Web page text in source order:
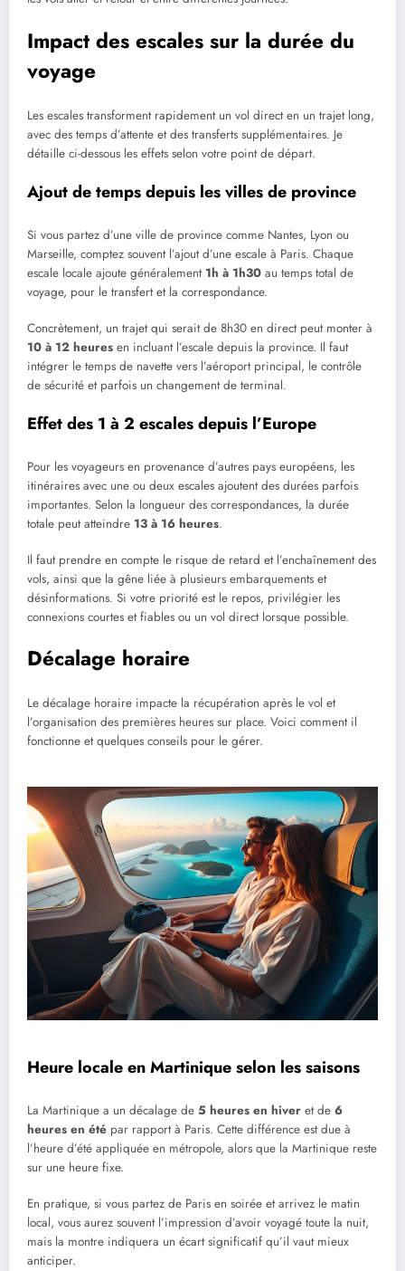
Impact des escales sur la durée du
voyage
Les escales transforment rapidement un vol direct en un trajet long,
avec des temps d’attente et des transferts supplémentaires. Je
détaille ci-dessous les effets selon votre point de départ.
Ajout de temps depuis les villes de province
Si vous partez d’une ville de province comme Nantes, Lyon ou
Marseille, comptez souvent l’ajout d’une escale à Paris. Chaque
escale locale ajoute généralement 1h à 1h30 au temps total de
voyage, pour le transfert et la correspondance.
Concrètement, un trajet qui serait de 8h30 en direct peut monter à
10 à 12 heures en incluant l’escale depuis la province. Il faut
intégrer le temps de navette vers l’aéroport principal, le contrôle
de sécurité et parfois un changement de terminal.
Effet des 1 à 2 escales depuis l’Europe
Pour les voyageurs en provenance d’autres pays européens, les
itinéraires avec une ou deux escales ajoutent des durées parfois
importantes. Selon la longueur des correspondances, la durée
totale peut atteindre 13 à 16 heures.
Il faut prendre en compte le risque de retard et l’enchaînement des
vols, ainsi que la gêne liée à plusieurs embarquements et
désinformations. Si votre priorité est le repos, privilégier les
connexions courtes et fiables ou un vol direct lorsque possible.
Décalage horaire
Le décalage horaire impacte la récupération après le vol et
l’organisation des premières heures sur place. Voici comment il
fonctionne et quelques conseils pour le gérer.
Heure locale en Martinique selon les saisons
La Martinique a un décalage de 5 heures en hiver et de 6
heures en été par rapport à Paris. Cette différence est due à
l’heure d’été appliquée en métropole, alors que la Martinique reste
sur une heure fixe.
En pratique, si vous partez de Paris en soirée et arrivez le matin
local, vous aurez souvent l’impression d’avoir voyagé toute la nuit,
mais la montre indiquera un écart significatif qu’il vaut mieux
anticiper.